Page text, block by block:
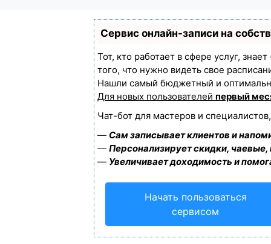
Сервис онлайн-записи на
Тот, кто работает в сфере услуг,
того, что нужно видеть свое
Нашли самый бюджетный и
Для новых пользователей первый
Чат-бот для мастеров и
— Сам записывает клиентов и
— Персонализирует скидки,
— Увеличивает доходимость и
Начать пользоваться
сервисом